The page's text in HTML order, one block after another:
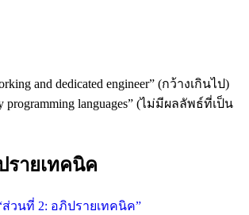
and dedicated engineer” (กว้างเกินไป)
programming languages” (ไม่มีผลลัพธ์ที่เป็น
รายเทคนิค
วนที่ 2: อภิปรายเทคนิค”